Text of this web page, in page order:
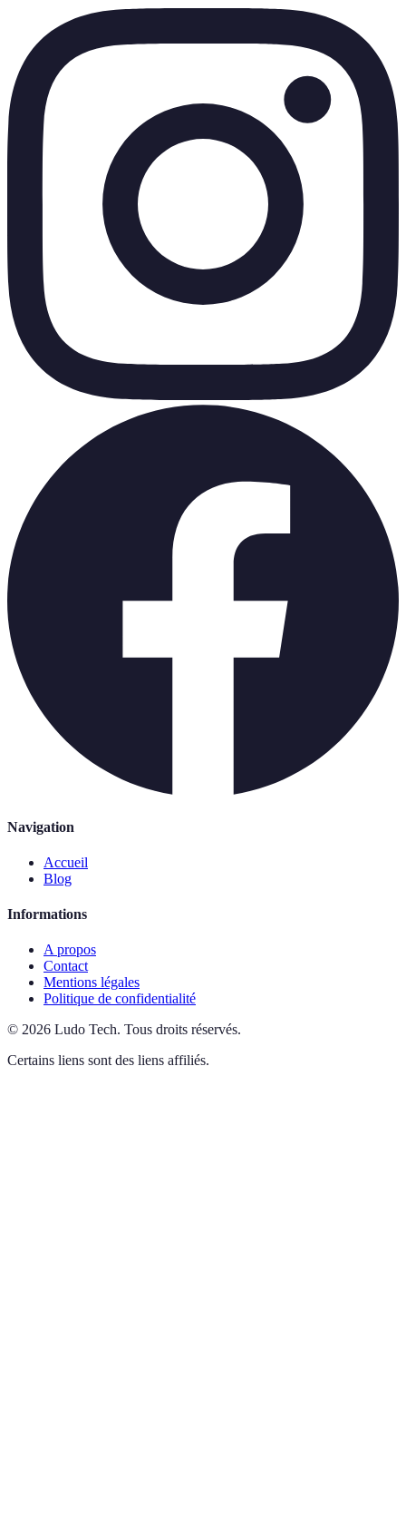
Navigation
Accueil
Blog
Informations
A propos
Contact
Mentions légales
Politique de confidentialité
© 2026 Ludo Tech. Tous droits réservés.
Certains liens sont des liens affiliés.